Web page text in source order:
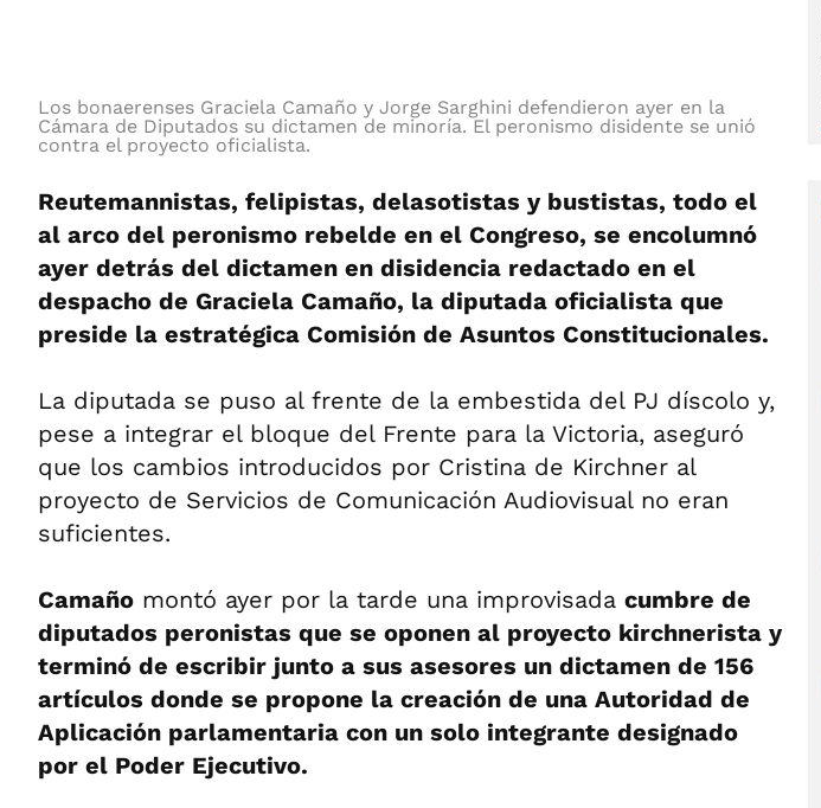
Los bonaerenses Graciela Camaño y Jorge Sarghini defendieron ayer en la
Cámara de Diputados su dictamen de minoría. El peronismo disidente se unió
contra el proyecto oficialista.
Reutemannistas, felipistas, delasotistas y bustistas, todo el
al arco del peronismo rebelde en el Congreso, se encolumnó
ayer detrás del dictamen en disidencia redactado en el
despacho de Graciela Camaño, la diputada oficialista que
preside la estratégica Comisión de Asuntos Constitucionales.
La diputada se puso al frente de la embestida del PJ díscolo y,
pese a integrar el bloque del Frente para la Victoria, aseguró
que los cambios introducidos por Cristina de Kirchner al
proyecto de Servicios de Comunicación Audiovisual no eran
suficientes.
Camaño montó ayer por la tarde una improvisada cumbre de
diputados peronistas que se oponen al proyecto kirchnerista y
terminó de escribir junto a sus asesores un dictamen de 156
artículos donde se propone la creación de una Autoridad de
Aplicación parlamentaria con un solo integrante designado
por el Poder Ejecutivo.